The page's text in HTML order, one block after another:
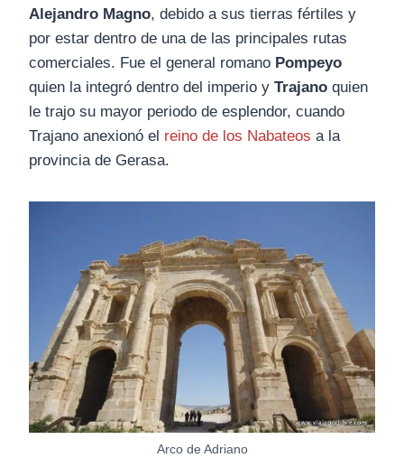
Alejandro Magno, debido a sus tierras fértiles y
por estar dentro de una de las principales rutas
comerciales. Fue el general romano Pompeyo
quien la integró dentro del imperio y Trajano quien
le trajo su mayor periodo de esplendor, cuando
Trajano anexionó el reino de los Nabateos a la
provincia de Gerasa.
Arco de Adriano